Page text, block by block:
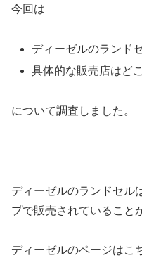
今回は
ディーゼルのランド
具体的な販売店はど
について調査しました。
ディーゼルのランドセル
プで販売されていること
ディーゼルのページはこ